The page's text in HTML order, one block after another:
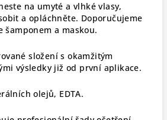
na umyté a vlhké vlasy,
a opláchněte. Doporučujeme
a maskou.
složení s okamžitým
výsledky již od první aplikace.
olejů, EDTA.